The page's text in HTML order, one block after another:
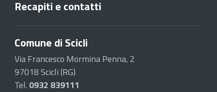
Recapiti e contatti
Comune di Scicli
Via Francesco Mormina Penna, 2
97018 Scicli (RG)
Tel. 0932 839111